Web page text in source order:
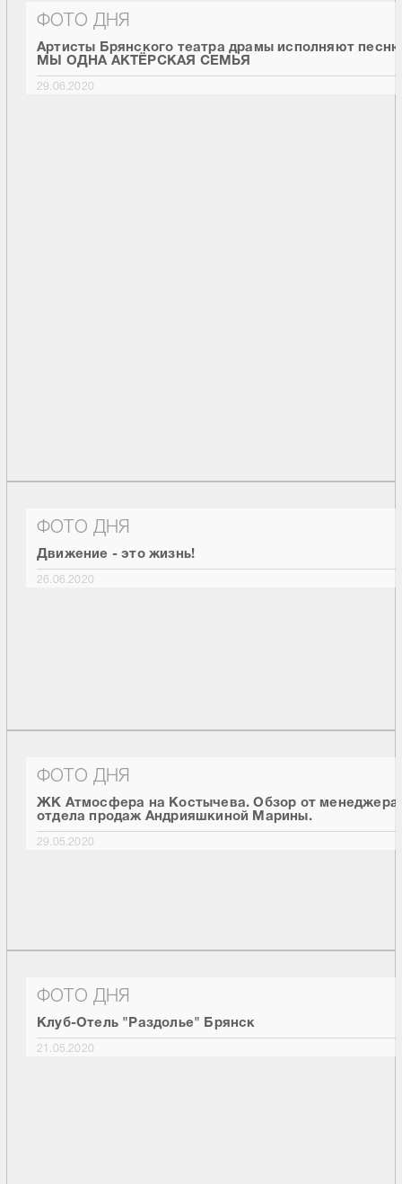
ФОТО ДНЯ
Артисты Брянского театра драмы исполняют
МЫ ОДНА АКТЁРСКАЯ СЕМЬЯ
29.06.2020
ФОТО ДНЯ
Движение - это жизнь!
26.06.2020
ФОТО ДНЯ
ЖК Атмосфера на Костычева. Обзор от менеджера
отдела продаж Андрияшкиной Марины.
29.05.2020
ФОТО ДНЯ
Клуб-Отель "Раздолье" Брянск
21.05.2020